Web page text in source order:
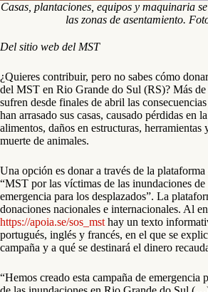
Casas, plantaciones, equipos y maquinaria
las zonas de asentamiento.
Del sitio web del MST
¿Quieres contribuir, pero no sabes cómo
del MST en Rio Grande do Sul (RS)? Más
sufren desde finales de abril las
han arrasado sus casas, causado pérdidas en
alimentos, daños en estructuras,
muerte de animales.
Una opción es donar a través de la plataforma
“MST por las víctimas de las inundaciones
emergencia para los desplazados”. La
donaciones nacionales e internacionales. Al
https://apoia.se/sos_mst hay un texto
portugués, inglés y francés, en el que se
campaña y a qué se destinará el dinero
“Hemos creado esta campaña de emergencia